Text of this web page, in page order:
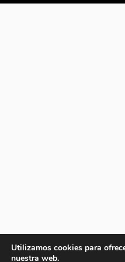
Utilizamos cookies para
nuestra web.